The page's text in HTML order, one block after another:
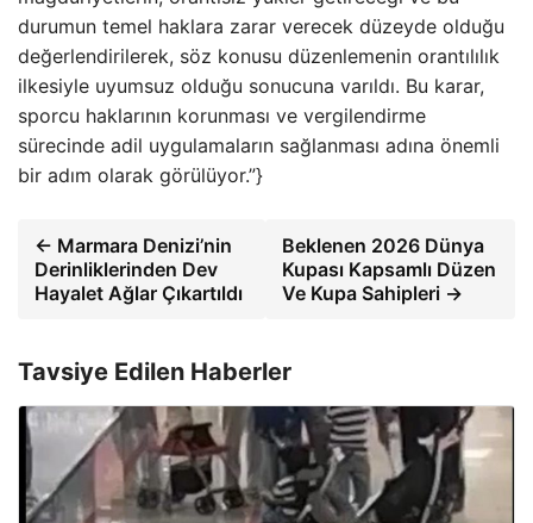
durumun temel haklara zarar verecek düzeyde olduğu
değerlendirilerek, söz konusu düzenlemenin orantılılık
ilkesiyle uyumsuz olduğu sonucuna varıldı. Bu karar,
sporcu haklarının korunması ve vergilendirme
sürecinde adil uygulamaların sağlanması adına önemli
bir adım olarak görülüyor.”}
← Marmara Denizi’nin
Derinliklerinden Dev
Hayalet Ağlar Çıkartıldı
Beklenen 2026 Dünya
Kupası Kapsamlı Düzen
Ve Kupa Sahipleri →
Tavsiye Edilen Haberler